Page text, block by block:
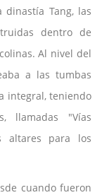
Tang, las
dentro de
Al nivel del
a las tumbas
integral, teniendo
llamadas "Vías
altares para los
cuando fueron